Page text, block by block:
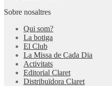
Sobre nosaltres
Qui som?
La botiga
El Club
La Missa de Cada Dia
Activitats
Editorial Claret
Distribuïdora Claret